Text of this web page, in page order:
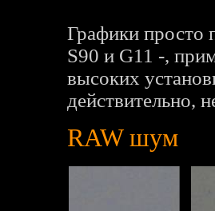
Графики просто
S90 и G11 -,
высоких
действительно,
RAW шум